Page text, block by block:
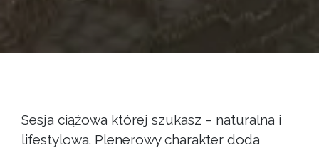
Sesja ciążowa której szukasz – naturalna i
lifestylowa. Plenerowy charakter doda